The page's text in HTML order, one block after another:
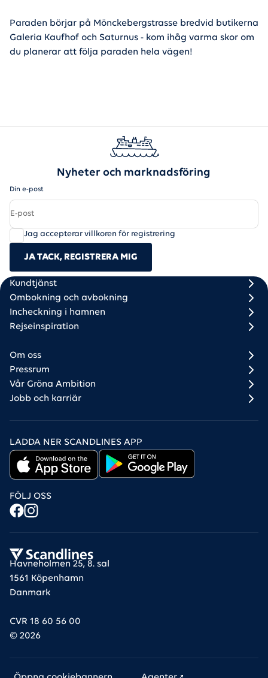
Paraden börjar på Mönckebergstrasse bredvid butikerna
Galeria Kaufhof och Saturnus - kom ihåg varma skor om
du planerar att följa paraden hela vägen!
Nyheter och marknadsföring
Din e-post
Jag accepterar villkoren för registrering
JA TACK, REGISTRERA MIG
Scandlines
Havneholmen 25, 8. sal
1561 Köpenhamn
Danmark
CVR 18 60 56 00
© 2026
Footer column 1
Kundtjänst
Ombokning och avbokning
Incheckning i hamnen
Rejseinspiration
Footer column 2
Om oss
Pressrum
Vår Gröna Ambition
Jobb och karriär
LADDA NER SCANDLINES APP
FÖLJ OSS